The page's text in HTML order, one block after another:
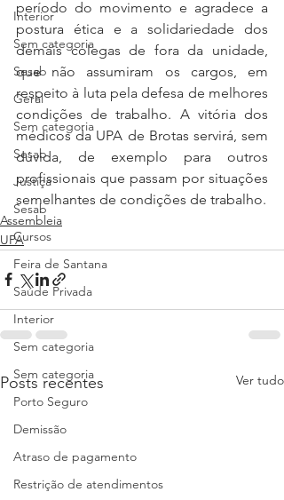
Interior
Sem categoria
Sesab
Geral
Sem categoria
Sesab
Justiça
Sesab
Cursos
Feira de Santana
Saúde Privada
Interior
Sem categoria
Sem categoria
Porto Seguro
Demissão
Atraso de pagamento
Restrição de atendimentos
período do movimento e agradece a
postura ética e a solidariedade dos
demais colegas de fora da unidade,
que não assumiram os cargos, em
respeito à luta pela defesa de melhores
condições de trabalho. A vitória dos
médicos da UPA de Brotas servirá, sem
dúvida, de exemplo para outros
profissionais que passam por situações
Assembleia
UPA
Posts recentes Ver tudo